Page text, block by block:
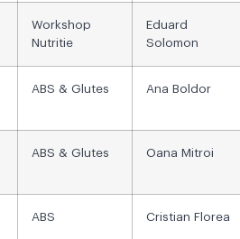
Workshop
Nutritie
Eduard
Solomon
ABS & Glutes Ana Boldor
ABS & Glutes Oana Mitroi
ABS Cristian Florea